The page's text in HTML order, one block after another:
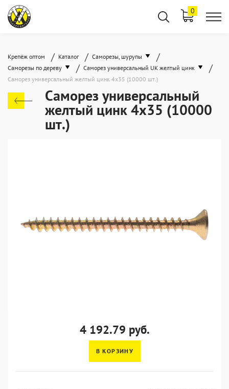
0
Крепёж оптом / Каталог / Саморезы, шурупы /
Саморезы по дереву / Саморез универсальный UK желтый цинк /
Саморез универсальный желтый цинк 4x35 (10000 шт.)
Саморез универсальный
желтый цинк 4x35 (10000
шт.)
4 192.79 руб.
В КОРЗИНУ